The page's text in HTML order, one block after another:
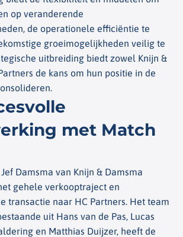
op veranderende
de operationele efficiëntie te
groeimogelijkheden veilig te
uitbreiding biedt zowel Knijn &
de kans om hun positie in de
met Match
Damsma van Knijn & Damsma
gehele verkooptraject en
transactie naar HC Partners. Het team
uit Hans van de Pas, Lucas
en Matthias Duijzer, heeft de